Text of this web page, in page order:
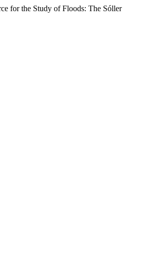
for the Study of Floods: The Sóller